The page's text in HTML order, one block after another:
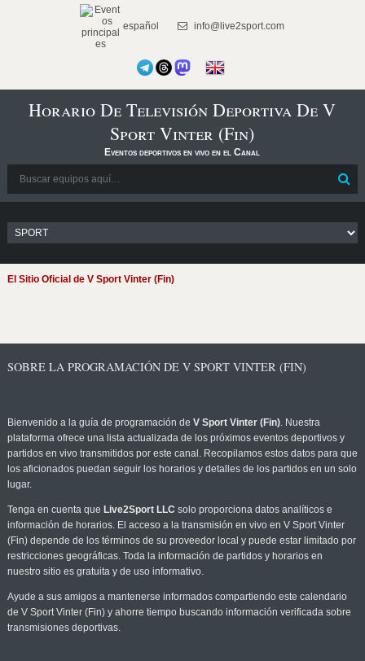
español info@live2sport.com
Horario De Televisión Deportiva De V
Sport Vinter (Fin)
Eventos deportivos en vivo en el Canal
El Sitio Oficial de V Sport Vinter (Fin)
SOBRE LA PROGRAMACIÓN DE V SPORT VINTER (FIN)
Bienvenido a la guía de programación de V Sport Vinter (Fin). Nuestra
plataforma ofrece una lista actualizada de los próximos eventos deportivos y
partidos en vivo transmitidos por este canal. Recopilamos estos datos para que
los aficionados puedan seguir los horarios y detalles de los partidos en un solo
lugar.
Tenga en cuenta que Live2Sport LLC solo proporciona datos analíticos e
información de horarios. El acceso a la transmisión en vivo en V Sport Vinter
(Fin) depende de los términos de su proveedor local y puede estar limitado por
restricciones geográficas. Toda la información de partidos y horarios en
nuestro sitio es gratuita y de uso informativo.
Ayude a sus amigos a mantenerse informados compartiendo este calendario
de V Sport Vinter (Fin) y ahorre tiempo buscando información verificada sobre
transmisiones deportivas.